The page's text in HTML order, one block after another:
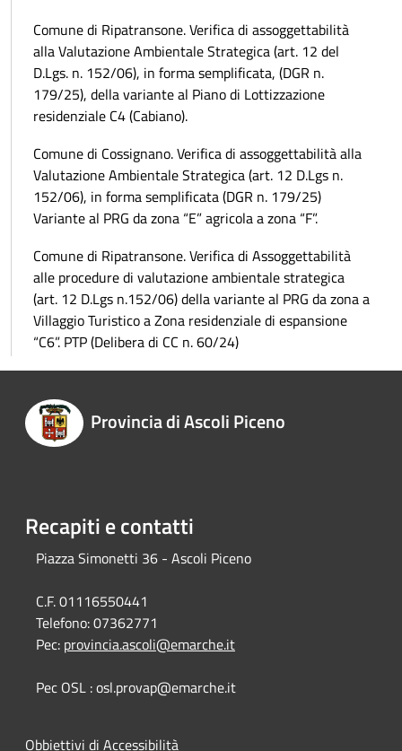
Comune di Ripatransone. Verifica di assoggettabilità
alla Valutazione Ambientale Strategica (art. 12 del
D.Lgs. n. 152/06), in forma semplificata, (DGR n.
179/25), della variante al Piano di Lottizzazione
residenziale C4 (Cabiano).
Comune di Cossignano. Verifica di assoggettabilità alla
Valutazione Ambientale Strategica (art. 12 D.Lgs n.
152/06), in forma semplificata (DGR n. 179/25)
Variante al PRG da zona “E” agricola a zona “F”.
Comune di Ripatransone. Verifica di Assoggettabilità
alle procedure di valutazione ambientale strategica
(art. 12 D.Lgs n.152/06) della variante al PRG da zona a
Villaggio Turistico a Zona residenziale di espansione
“C6”. PTP (Delibera di CC n. 60/24)
Provincia di Ascoli Piceno
Recapiti e contatti
Piazza Simonetti 36 - Ascoli Piceno
C.F. 01116550441
Telefono:07362771
Pec: provincia.ascoli@emarche.it
Pec OSL : osl.provap@emarche.it
Obbiettivi di Accessibilità